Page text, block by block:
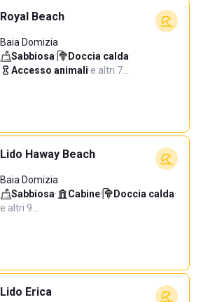
Royal Beach
Baia Domizia
Sabbiosa· Doccia calda·
Accesso animali·e altri 7…
Lido Haway Beach
Baia Domizia
Sabbiosa· Cabine· Doccia calda·
e altri 9…
Lido Erica